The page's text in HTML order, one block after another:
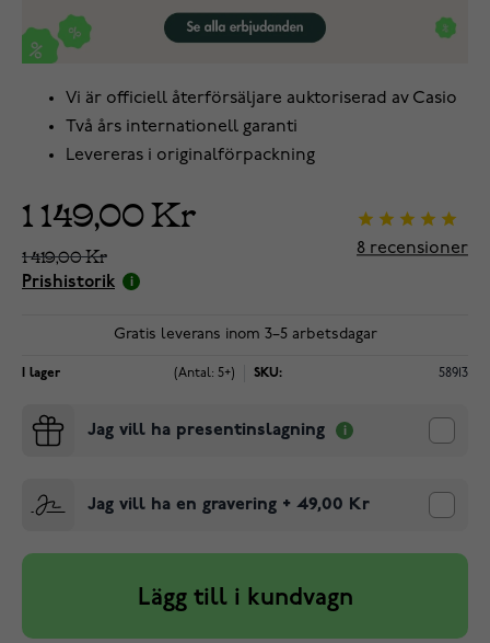
Vi är officiell återförsäljare auktoriserad av Casio
Två års internationell garanti
Levereras i originalförpackning
1 149,00 Kr
1 419,00 Kr
Prishistorik
8 recensioner
Gratis leverans inom 3–5 arbetsdagar
I lager (Antal: 5+) SKU: 58913
Jag vill ha presentinslagning
Jag vill ha en gravering + 49,00 Kr
Lägg till i kundvagn